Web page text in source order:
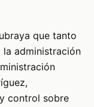
que tanto
administración
control sobre